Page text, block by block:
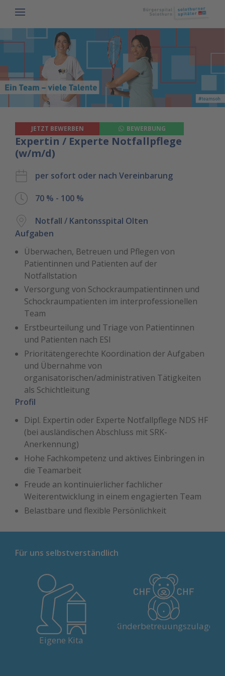
Expertin / Experte Notfallpflege
(w/m/d)
JETZT BEWERBEN BEWERBUNG
per sofort oder nach Vereinbarung
70 % - 100 %
Notfall / Kantonsspital Olten
Aufgaben
Überwachen, Betreuen und Pflegen von
Patientinnen und Patienten auf der
Notfallstation
Versorgung von Schockraumpatientinnen und
Schockraumpatienten im interprofessionellen
Team
Erstbeurteilung und Triage von Patientinnen
und Patienten nach ESI
Prioritätengerechte Koordination der Aufgaben
und Übernahme von
organisatorischen/administrativen Tätigkeiten
als Schichtleitung
Profil
Dipl. Expertin oder Experte Notfallpflege NDS HF
(bei ausländischen Abschluss mit SRK-
Anerkennung)
Hohe Fachkompetenz und aktives Einbringen in
die Teamarbeit
Freude an kontinuierlicher fachlicher
Weiterentwicklung in einem engagierten Team
Belastbare und flexible Persönlichkeit
Für uns selbstverständlich
Eigene Kita
In Solothurn und Olten bieten
wir hauseigene Kitas.
Kinderbetreuungszulage
Für Kindern bis 10 Jahre –
wenn beide Eltern berufstätig
oder Sie alleinerziehend sind.